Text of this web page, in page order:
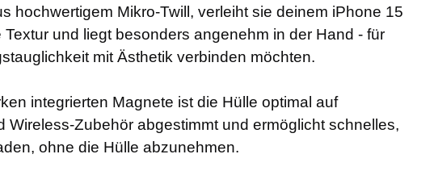
hochwertigem Mikro-Twill, verleiht sie deinem iPhone 15
und liegt besonders angenehm in der Hand - für
mit Ästhetik verbinden möchten.
integrierten Magnete ist die Hülle optimal auf
Wireless-Zubehör abgestimmt und ermöglicht schnelles,
ohne die Hülle abzunehmen.